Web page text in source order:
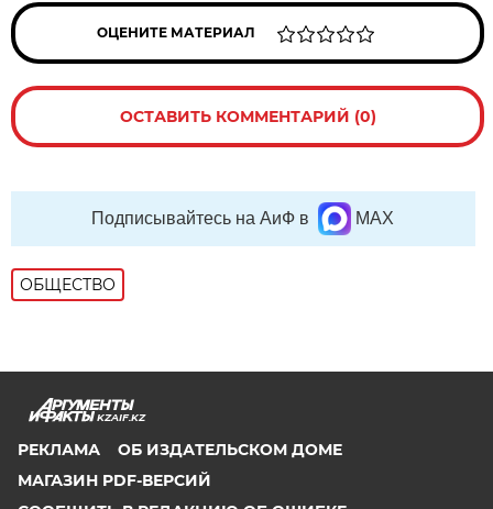
ОЦЕНИТЕ МАТЕРИАЛ
ОСТАВИТЬ КОММЕНТАРИЙ (0)
Подписывайтесь на АиФ в MAX
ОБЩЕСТВО
KZAIF.KZ
РЕКЛАМА
ОБ ИЗДАТЕЛЬСКОМ ДОМЕ
МАГАЗИН PDF-ВЕРСИЙ